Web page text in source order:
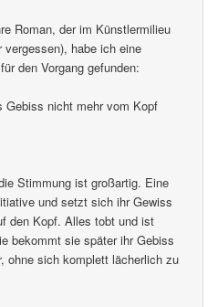
Roman, der im Künstlermilieu
vergessen), habe ich eine
den Vorgang gefunden:
Gebiss nicht mehr vom Kopf
Stimmung ist großartig. Eine
und setzt sich ihr Gewiss
den Kopf. Alles tobt und ist
bekommt sie später ihr Gebiss
ohne sich komplett lächerlich zu